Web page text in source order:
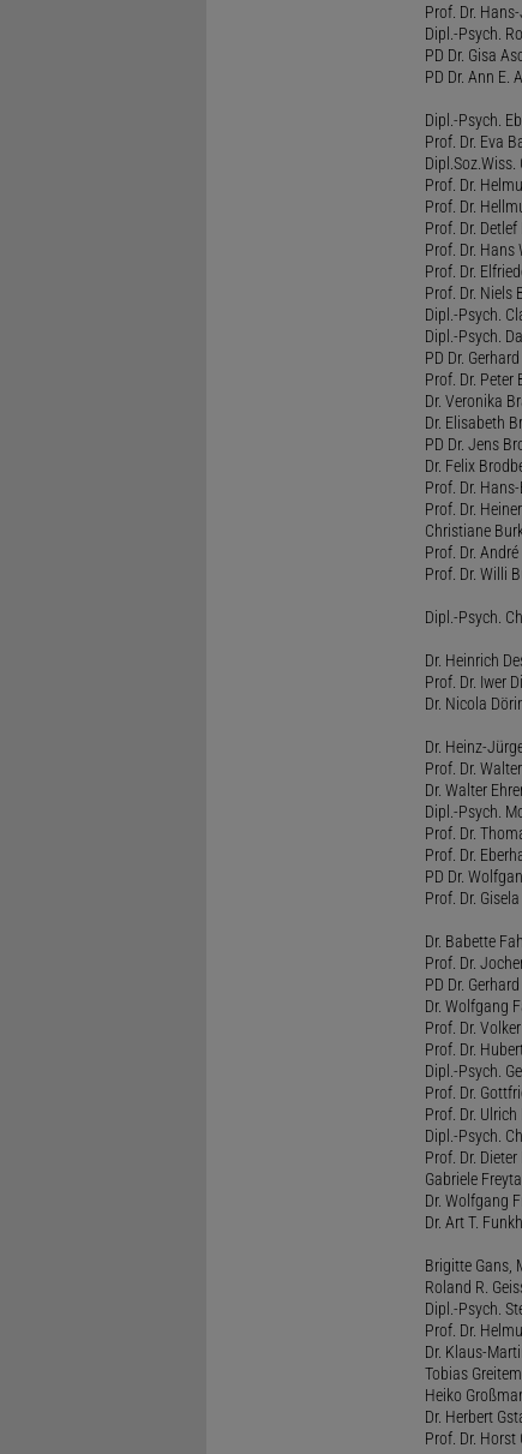
Prof. Dr.
Dipl.-Psych.
PD Dr. Gisa
PD Dr. Ann E.
Dipl.-Psych.
Prof. Dr. Eva
Dipl.Soz.Wiss.
Prof. Dr.
Prof. Dr.
Prof. Dr.
Prof. Dr. Hans
Prof. Dr.
Prof. Dr. Niels
Dipl.-Psych.
Dipl.-Psych.
PD Dr.
Prof. Dr. Peter
Dr. Veronika
Dr. Elisabeth
PD Dr. Jens
Dr. Felix
Prof. Dr.
Prof. Dr.
Christiane
Prof. Dr.
Prof. Dr. Willi
Dipl.-Psych.
Dr. Heinrich
Prof. Dr. Iwer
Dr. Nicola
Dr. Heinz-
Prof. Dr.
Dr. Walter
Dipl.-Psych.
Prof. Dr.
Prof. Dr.
PD Dr.
Prof. Dr.
Dr. Babette
Prof. Dr.
PD Dr.
Dr. Wolfgang
Prof. Dr.
Prof. Dr.
Dipl.-Psych.
Prof. Dr.
Prof. Dr.
Dipl.-Psych.
Prof. Dr.
Gabriele
Dr. Wolfgang
Dr. Art T.
Brigitte Gans,
Roland R.
Dipl.-Psych.
Prof. Dr.
Dr. Klaus-
Tobias
Heiko
Dr. Herbert
Prof. Dr. Horst